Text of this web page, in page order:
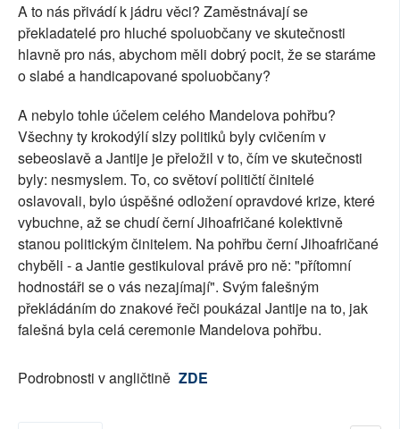
A to nás přivádí k jádru věci? Zaměstnávají se
překladatelé pro hluché spoluobčany ve skutečnosti
hlavně pro nás, abychom měli dobrý pocit, že se staráme
o slabé a handicapované spoluobčany?
A nebylo tohle účelem celého Mandelova pohřbu?
Všechny ty krokodýlí slzy politiků byly cvičením v
sebeoslavě a Jantije je přeložil v to, čím ve skutečnosti
byly: nesmyslem. To, co světoví političtí činitelé
oslavovali, bylo úspěšné odložení opravdové krize, které
vybuchne, až se chudí černí Jihoafričané kolektivně
stanou politickým činitelem. Na pohřbu černí Jihoafričané
chyběli - a Jantie gestikuloval právě pro ně: "přítomní
hodnostáři se o vás nezajímají". Svým falešným
překládáním do znakové řeči poukázal Jantije na to, jak
falešná byla celá ceremonie Mandelova pohřbu.
Podrobnosti v angličtině ZDE